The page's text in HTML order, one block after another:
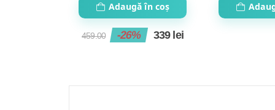
Adaugă în coș
459.00 -26% 339 lei